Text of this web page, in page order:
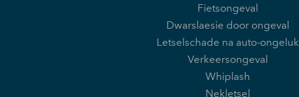
Fietsongeval
Dwarslaesie door ongeval
Letselschade na auto-ongeluk
Verkeersongeval
Whiplash
Nekletsel